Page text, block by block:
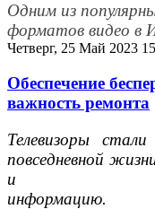
Одним из
форматов видео в
Четверг, 25 Май 2023
Обеспечение
важность ремонта
Телевизоры
повседневной
и
информацию.